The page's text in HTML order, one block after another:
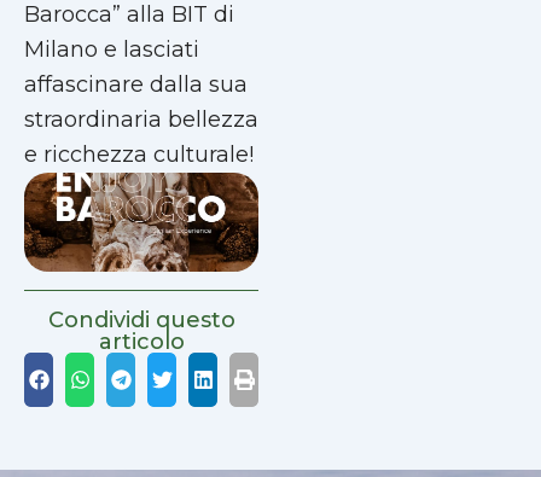
Barocca” alla BIT di
Milano e lasciati
affascinare dalla sua
straordinaria bellezza
e ricchezza culturale!
Condividi questo
articolo